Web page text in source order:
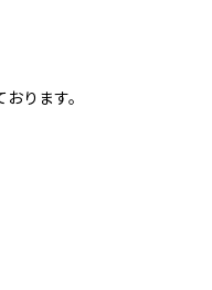
ります。